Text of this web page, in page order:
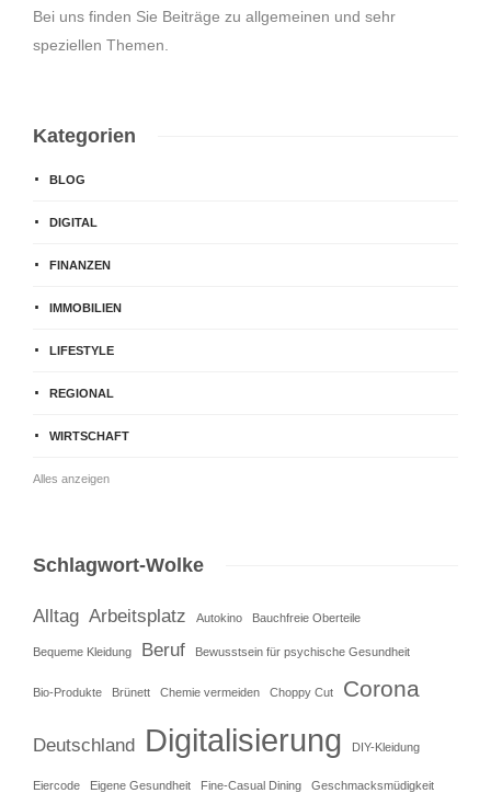
Bei uns finden Sie Beiträge zu allgemeinen und sehr
speziellen Themen.
Kategorien
BLOG
DIGITAL
FINANZEN
IMMOBILIEN
LIFESTYLE
REGIONAL
WIRTSCHAFT
Alles anzeigen
Schlagwort-Wolke
Alltag Arbeitsplatz Autokino Bauchfreie Oberteile
Bequeme Kleidung Beruf Bewusstsein für psychische Gesundheit
Bio-Produkte Brünett Chemie vermeiden Choppy Cut Corona
Deutschland Digitalisierung DIY-Kleidung
Eiercode Eigene Gesundheit Fine-Casual Dining Geschmacksmüdigkeit